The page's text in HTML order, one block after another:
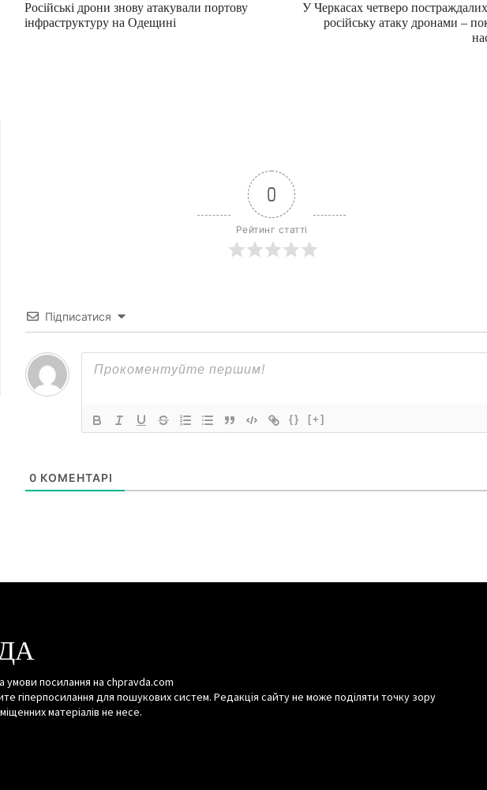
Російські дрони знову атакували портову
інфраструктуру на Одещині
У Черкасах четверо
російську атаку дронами –
0
Рейтинг статті
Підписатися
{} [+]
0 КОМЕНТАРІ
умови посилання на chpravda.com
гіперпосилання для пошукових систем. Редакція сайту не може поділяти точку зору
матеріалів не несе.